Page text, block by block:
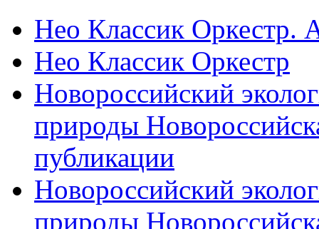
Нео Классик Оркестр.
Нео Классик Оркестр
Новороссийский
природы
публикации
Новороссийский
природы